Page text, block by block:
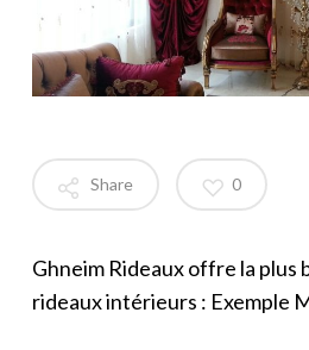
Share 0
Ghneim Rideaux offre la plus
rideaux intérieurs : Exemple